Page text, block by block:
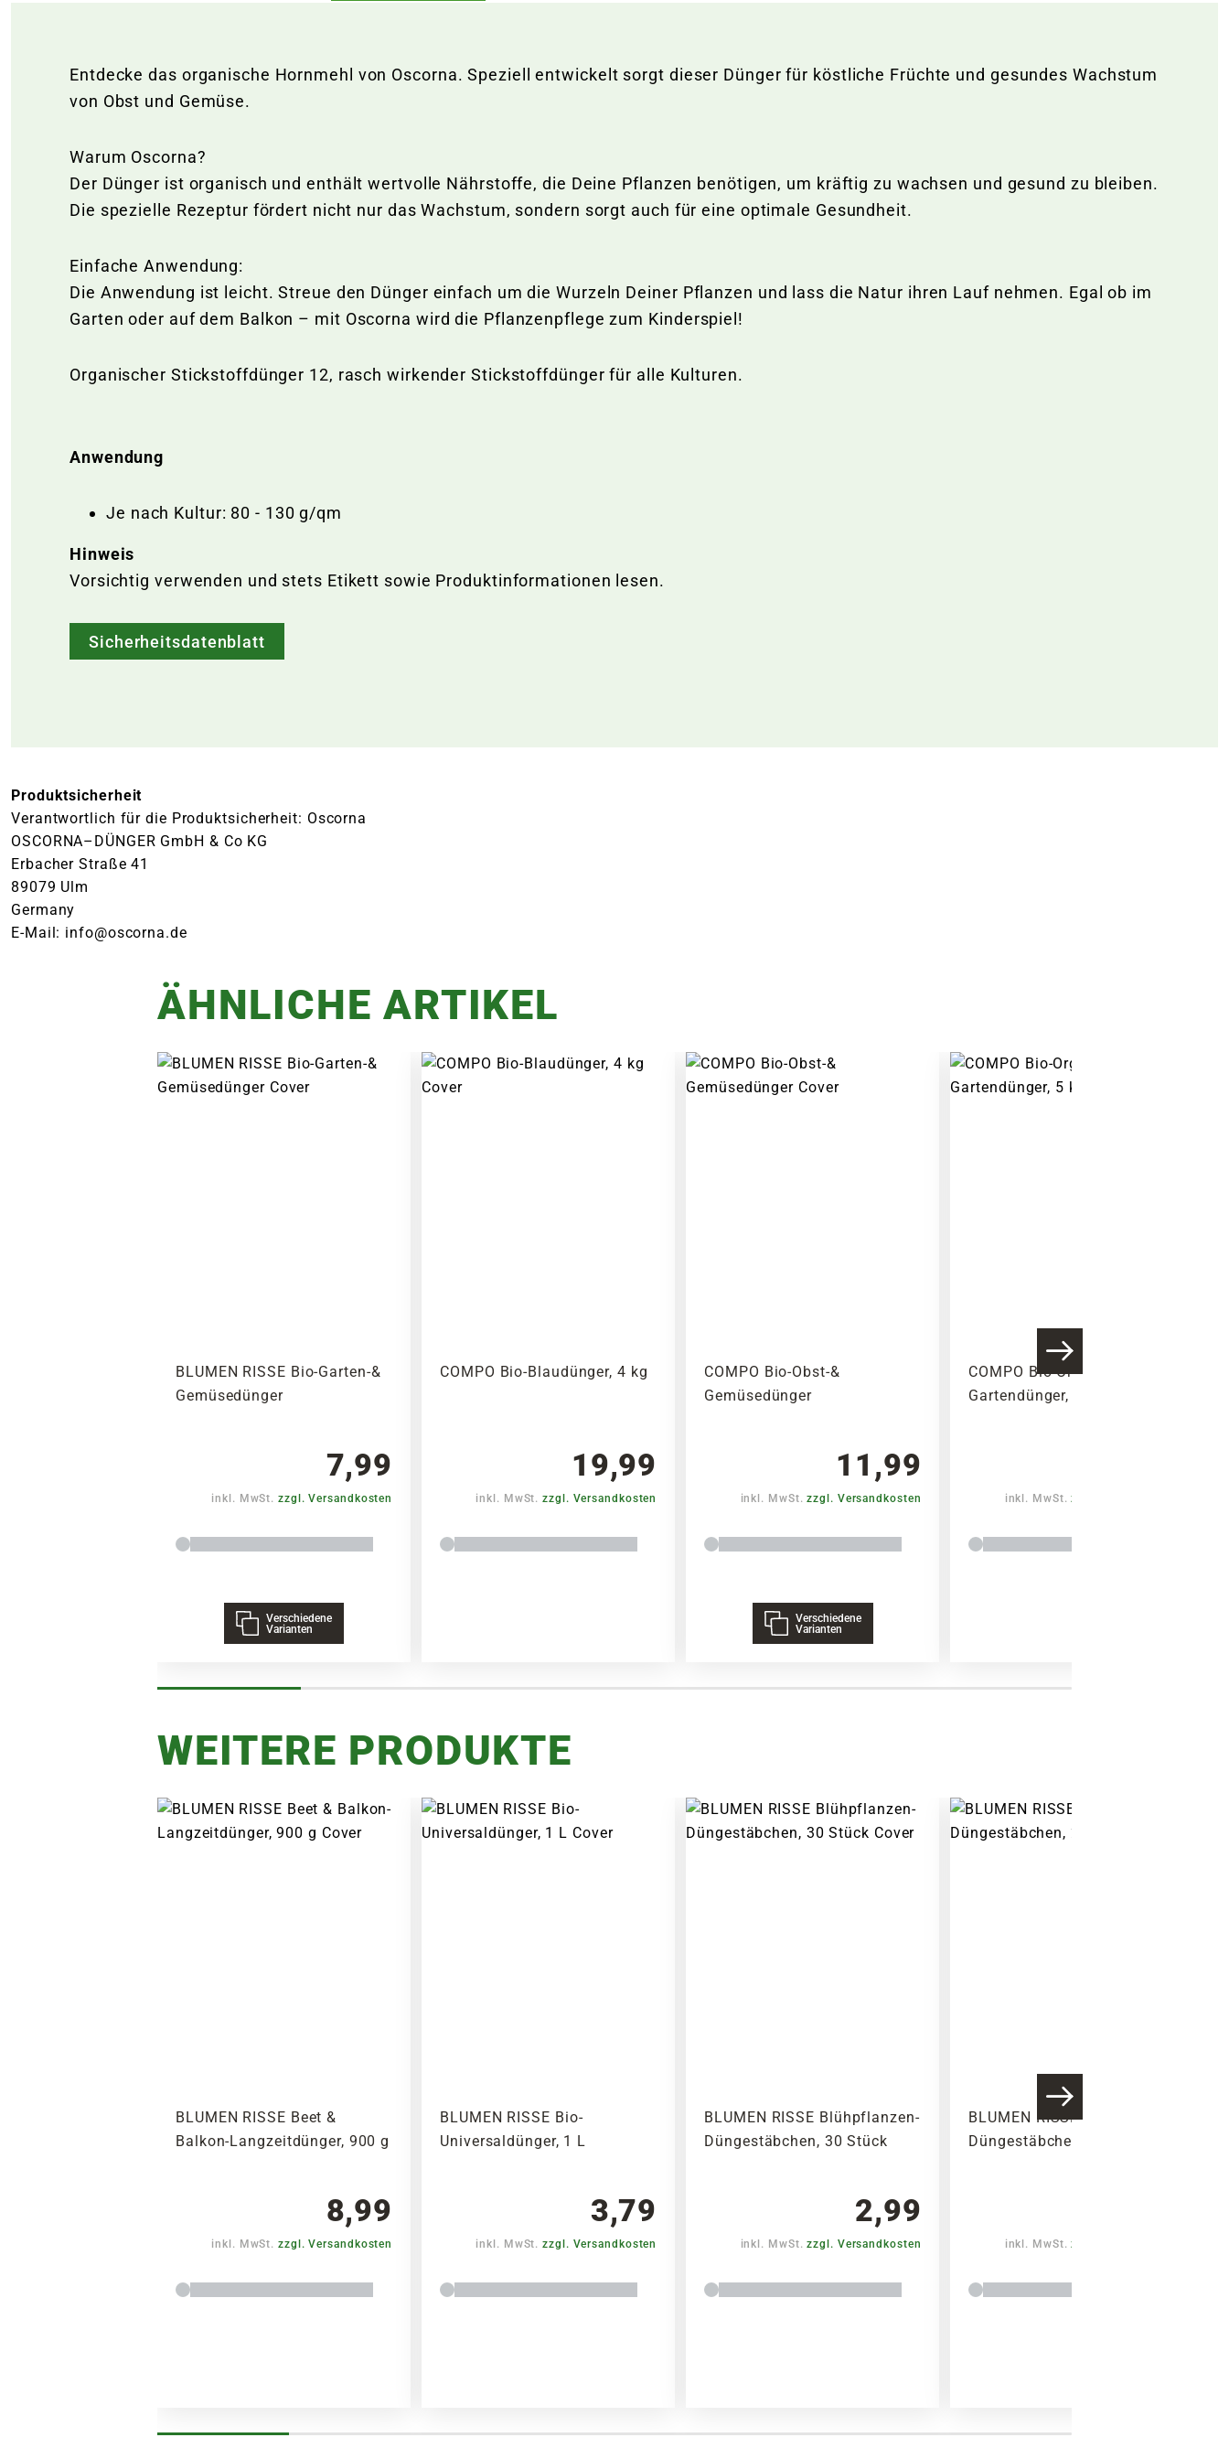
Entdecke das organische Hornmehl von Oscorna. Speziell entwickelt sorgt dieser Dünger für köstliche Früchte und gesundes Wachstum
von Obst und Gemüse.
Warum Oscorna?
Der Dünger ist organisch und enthält wertvolle Nährstoffe, die Deine Pflanzen benötigen, um kräftig zu wachsen und gesund zu bleiben.
Die spezielle Rezeptur fördert nicht nur das Wachstum, sondern sorgt auch für eine optimale Gesundheit.
Einfache Anwendung:
Die Anwendung ist leicht. Streue den Dünger einfach um die Wurzeln Deiner Pflanzen und lass die Natur ihren Lauf nehmen. Egal ob im
Garten oder auf dem Balkon – mit Oscorna wird die Pflanzenpflege zum Kinderspiel!
Organischer Stickstoffdünger 12, rasch wirkender Stickstoffdünger für alle Kulturen.
Anwendung
Je nach Kultur: 80 - 130 g/qm
Hinweis
Vorsichtig verwenden und stets Etikett sowie Produktinformationen lesen.
Sicherheitsdatenblatt
Produktsicherheit
Verantwortlich für die Produktsicherheit: Oscorna
OSCORNA–DÜNGER GmbH & Co KG
Erbacher Straße 41
89079 Ulm
Germany
E-Mail: info@oscorna.de
ÄHNLICHE ARTIKEL
BLUMEN RISSE Bio-Garten-&
Gemüsedünger
7,99
inkl. MwSt.zzgl. Versandkosten
Verschiedene
Varianten
COMPO Bio-Blaudünger, 4 kg
19,99
inkl. MwSt.zzgl. Versandkosten
COMPO Bio-Obst-&
Gemüsedünger
11,99
inkl. MwSt.zzgl. Versandkosten
Verschiedene
Varianten
COMPO Bio-Organischer
Gartendünger, 5 kg
inkl. MwSt.zzgl. Versandkosten
WEITERE PRODUKTE
BLUMEN RISSE Beet &
Balkon-Langzeitdünger, 900 g
8,99
inkl. MwSt.zzgl. Versandkosten
BLUMEN RISSE Bio-
Universaldünger, 1 L
3,79
inkl. MwSt.zzgl. Versandkosten
BLUMEN RISSE Blühpflanzen-
Düngestäbchen, 30 Stück
2,99
inkl. MwSt.zzgl. Versandkosten
BLUMEN RISSE Orchideen-
Düngestäbchen, 20 Stück
inkl. MwSt.zzgl. Versandkosten